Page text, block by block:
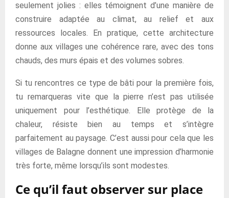
seulement jolies : elles témoignent d’une manière de
construire adaptée au climat, au relief et aux
ressources locales. En pratique, cette architecture
donne aux villages une cohérence rare, avec des tons
chauds, des murs épais et des volumes sobres.
Si tu rencontres ce type de bâti pour la première fois,
tu remarqueras vite que la pierre n’est pas utilisée
uniquement pour l’esthétique. Elle protège de la
chaleur, résiste bien au temps et s’intègre
parfaitement au paysage. C’est aussi pour cela que les
villages de Balagne donnent une impression d’harmonie
très forte, même lorsqu’ils sont modestes.
Ce qu’il faut observer sur place